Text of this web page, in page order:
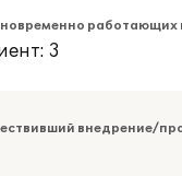
работающих
3
внедрение/